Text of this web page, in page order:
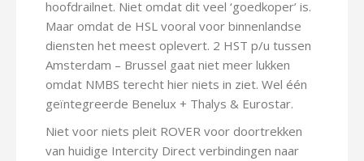
hoofdrailnet. Niet omdat dit veel ‘goedkoper’ is.
Maar omdat de HSL vooral voor binnenlandse
diensten het meest oplevert. 2 HST p/u tussen
Amsterdam – Brussel gaat niet meer lukken
omdat NMBS terecht hier niets in ziet. Wel één
geïntegreerde Benelux + Thalys & Eurostar.
Niet voor niets pleit ROVER voor doortrekken
van huidige Intercity Direct verbindingen naar